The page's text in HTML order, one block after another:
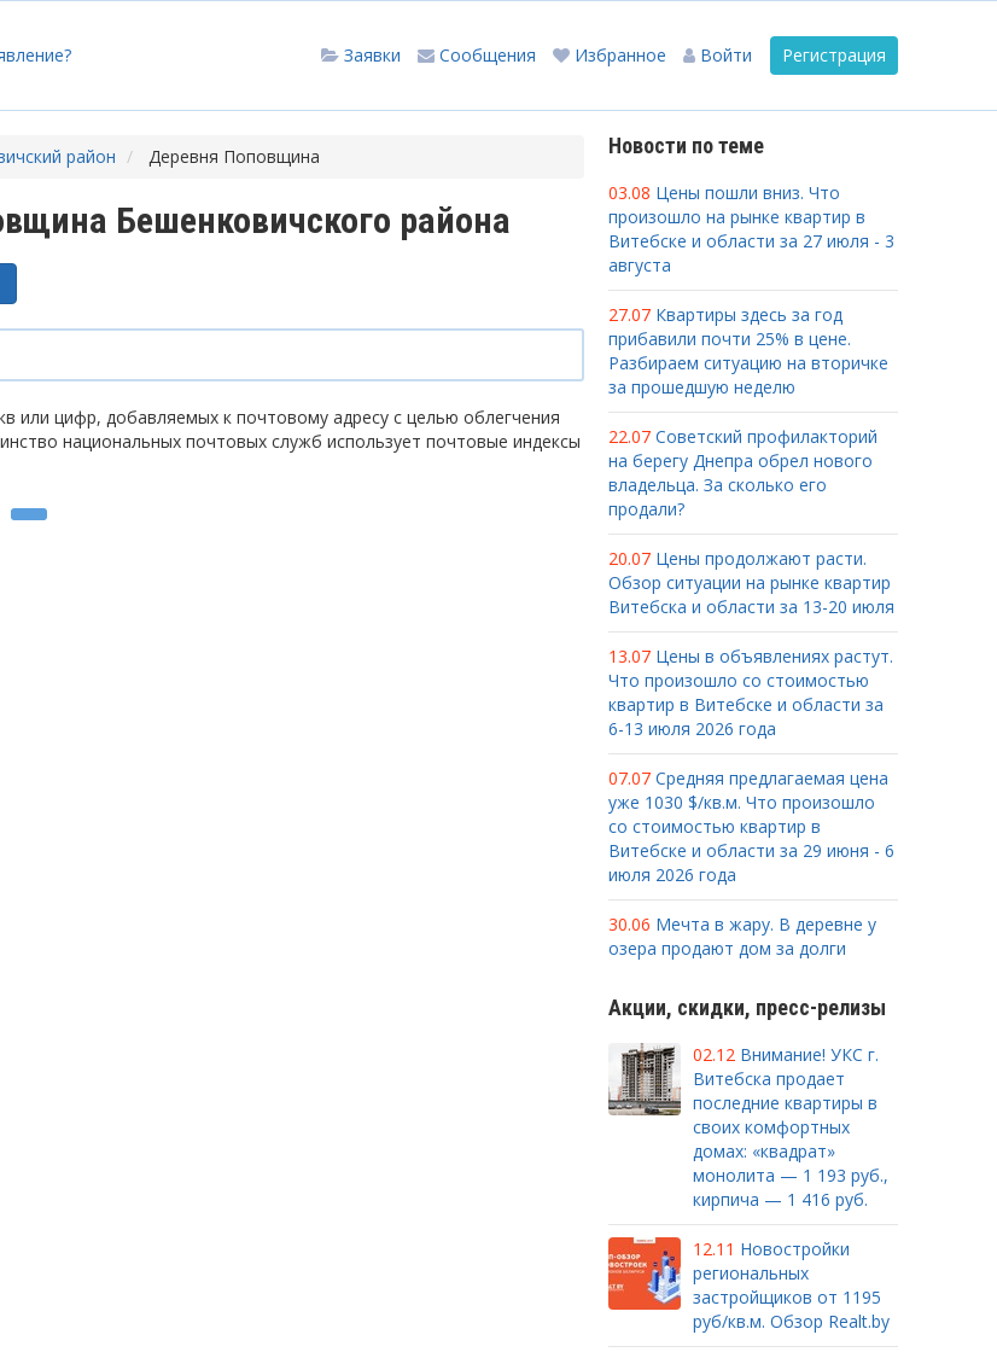
Регистрация
Войти
Избранное
Сообщения
Заявки
район Деревня Поповщина
Бешенковичского района
или цифр, добавляемых к почтовому адресу с целью облегчения
национальных почтовых служб использует почтовые индексы
Новости по теме
03.08 Цены пошли вниз. Что
произошло на рынке квартир в
Витебске и области за 27 июля - 3
августа
27.07 Квартиры здесь за год
прибавили почти 25% в цене.
Разбираем ситуацию на вторичке
за прошедшую неделю
22.07 Советский профилакторий
на берегу Днепра обрел нового
владельца. За сколько его
продали?
20.07 Цены продолжают расти.
Обзор ситуации на рынке квартир
Витебска и области за 13-20 июля
13.07 Цены в объявлениях растут.
Что произошло со стоимостью
квартир в Витебске и области за
6-13 июля 2026 года
07.07 Средняя предлагаемая цена
уже 1030 $/кв.м. Что произошло
со стоимостью квартир в
Витебске и области за 29 июня - 6
июля 2026 года
30.06 Мечта в жару. В деревне у
озера продают дом за долги
Акции, скидки, пресс-релизы
02.12 Внимание! УКС г.
Витебска продает
последние квартиры в
своих комфортных
домах: «квадрат»
монолита — 1 193 руб.,
кирпича — 1 416 руб.
12.11 Новостройки
региональных
застройщиков от 1195
руб/кв.м. Обзор Realt.by